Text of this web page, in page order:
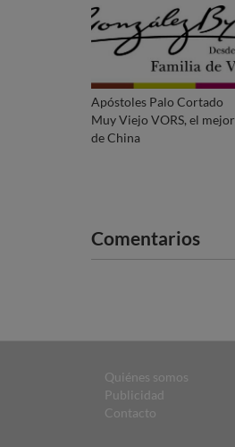
Apóstoles Palo Cortado
Muy Viejo VORS, el mejor
de China
Comentarios
Quiénes somos
Publicidad
Contacto